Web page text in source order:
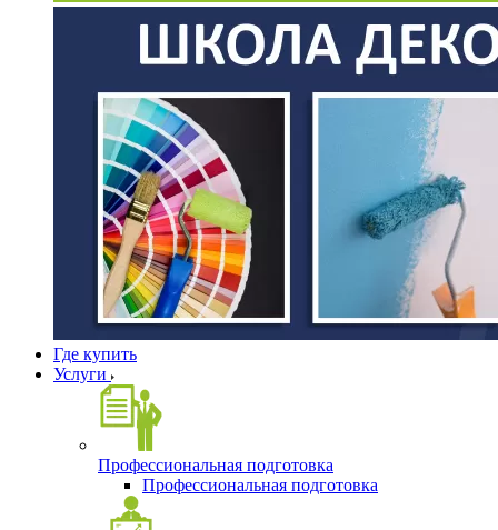
Где купить
Услуги
Профессиональная подготовка
Профессиональная подготовка